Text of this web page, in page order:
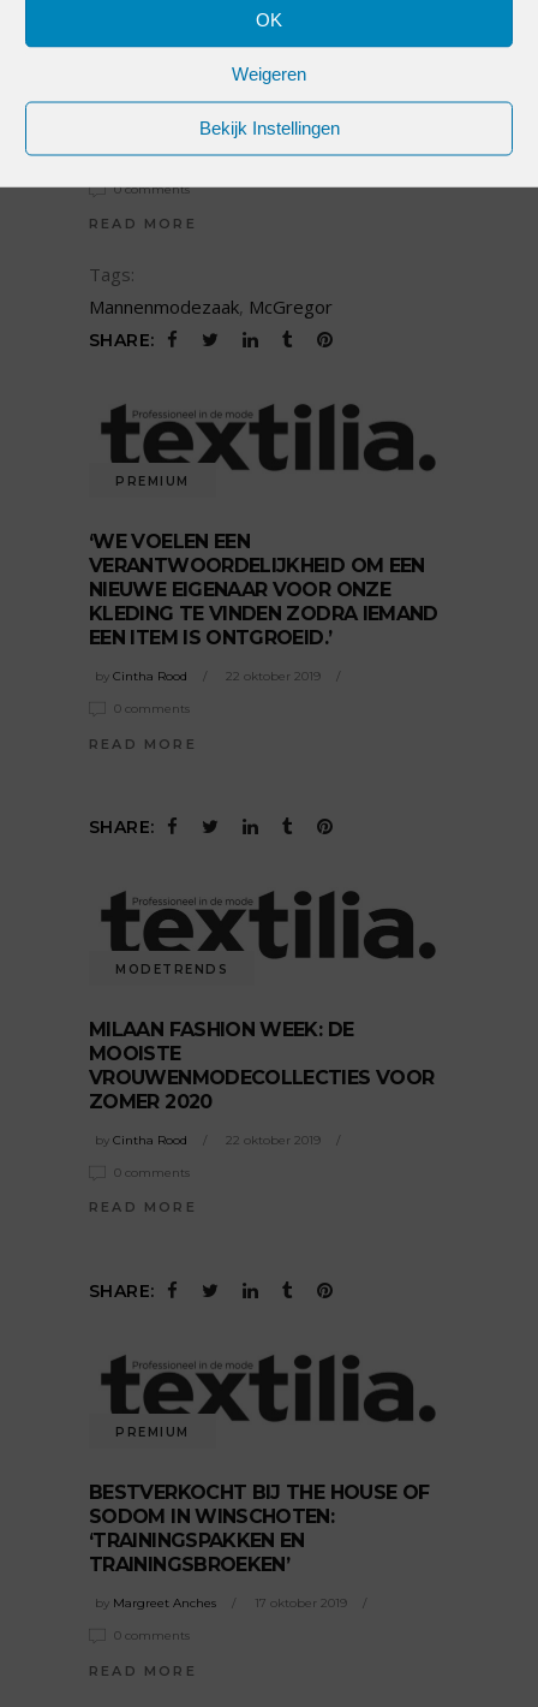
OK
Weigeren
Bekijk Instellingen
CEO MCGREGOR: ‘WE WILLEN HET
[INTERVIEW]
byRenate Zoutberg 23 oktober 2019
0 comments
READ MORE
Tags:
Mannenmodezaak, McGregor
SHARE:
PREMIUM
‘WE VOELEN EEN
VERANTWOORDELIJKHEID OM EEN
NIEUWE EIGENAAR VOOR ONZE
KLEDING TE VINDEN ZODRA IEMAND
EEN ITEM IS ONTGROEID.’
by Cintha Rood 22 oktober 2019
0 comments
READ MORE
SHARE:
MODETRENDS
MILAAN FASHION WEEK: DE
MOOISTE
VROUWENMODECOLLECTIES VOOR
ZOMER 2020
by Cintha Rood 22 oktober 2019
0 comments
READ MORE
SHARE:
PREMIUM
BESTVERKOCHT BIJ THE HOUSE OF
SODOM IN WINSCHOTEN:
‘TRAININGSPAKKEN EN
TRAININGSBROEKEN’
by Margreet Anches 17 oktober 2019
0 comments
READ MORE